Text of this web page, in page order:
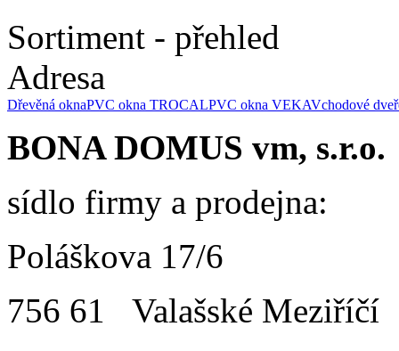
Sortiment - přehled
Adresa
Dřevěná oknaPVC okna TROCALPVC okna VEKAVchodové
BONA DOMUS vm, s.r.o.
sídlo firmy a prodejna:
Poláškova 17/6
756 61 Valašské Meziříčí